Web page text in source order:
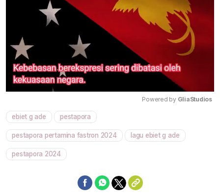
Powered by GliaStudios
ebiet g ade pestapora
pestapora pertamina fastron 2024 lagu ebiet g ade
pestapora 2024